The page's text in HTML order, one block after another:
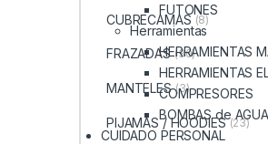
FUTONES
Herramientas
HERRAMIENTAS
HERRAMIENTAS
COMPRESORES
BOMBAS de AGUA
CUIDADO PERSONAL
CUBRECAMAS (8)
FRAZADAS (30)
MANTELES (3)
PIJAMAS / HOODIES (23)